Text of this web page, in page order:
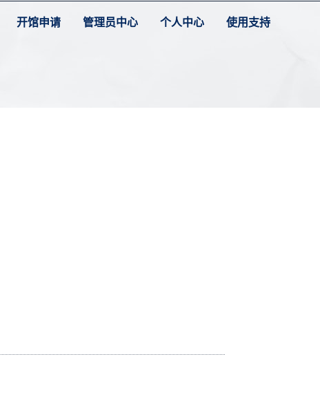
开馆申请 管理员中心 个人中心 使用支持